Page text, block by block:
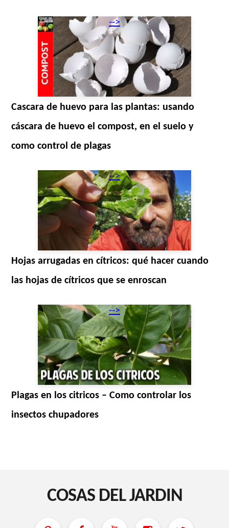
-->
Cascara de huevo para las plantas: usando
cáscara de huevo el compost, en el suelo y
como control de plagas
-->
Hojas arrugadas en cítricos: qué hacer cuando
las hojas de cítricos que se enroscan
-->
Plagas en los citricos – Como controlar los
insectos chupadores
COSAS DEL JARDIN